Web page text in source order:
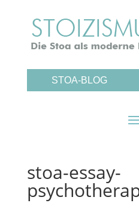
STOA-BLOG
stoa-essay-